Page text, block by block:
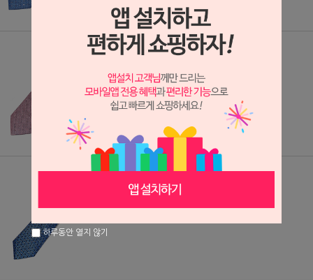
(NT260329) 폴리 보석 자동 넥타이
(NT260318) 폴리 보석 넥타이
15,900원
하루동안 열지 않기